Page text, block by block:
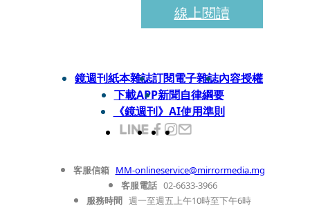
線上閱讀
鏡週刊紙本雜誌訂閱電子雜誌內容授權
下載APP新聞自律綱要
《鏡週刊》AI使用準則
客服信箱 MM-onlineservice@mirrormedia.mg
客服電話 02-6633-3966
服務時間 週一至週五上午10時至下午6時